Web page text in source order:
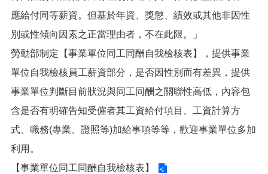
便
民
務
府
資
訊
公
開
檔
應給付同等薪資。但基於年資、獎懲、績效或其他非因性
別或性傾向因素之正當理由者，不在此限。」
勞動部制定【事業單位同工同酬自我檢核表】，提供事業
單位自我檢核員工薪資部分，是否因性別而有差異，提供
事業單位判斷目前狀況與同工同酬之關聯性高低，內容包
含是否有明確告知受僱者其工資給付項目、工資計算方
式、職務(專業、證照等)加給事項等等，歡迎事業單位多加
利用。
【事業單位同工同酬自我檢核表】